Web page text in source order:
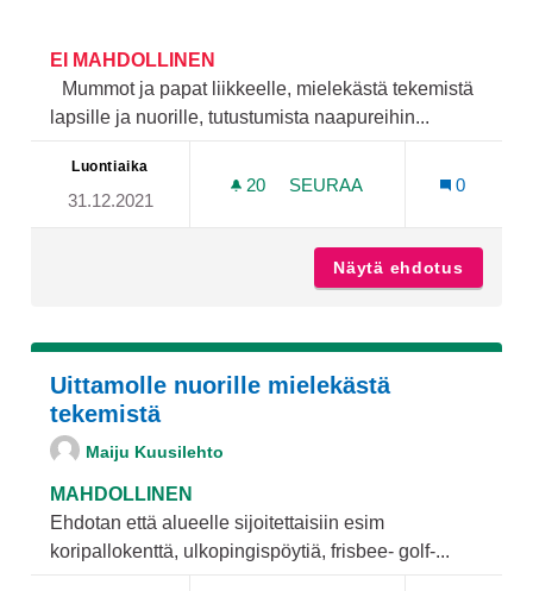
EI MAHDOLLINEN
Mummot ja papat liikkeelle, mielekästä tekemistä
lapsille ja nuorille, tutustumista naapureihin...
Luontiaika
31.12.2021
20 20 SEURAAJAA
SEURAA
0
Näytä ehdotus
Uittamolle nuorille mielekästä
tekemistä
Maiju Kuusilehto
MAHDOLLINEN
Ehdotan että alueelle sijoitettaisiin esim
koripallokenttä, ulkopingispöytiä, frisbee- golf-...